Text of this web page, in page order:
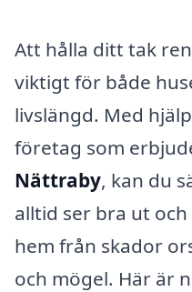
Att hålla ditt tak
viktigt för både
livslängd. Med
företag som
Nättraby, kan du
alltid ser bra ut
hem från skador
och mögel. Här är